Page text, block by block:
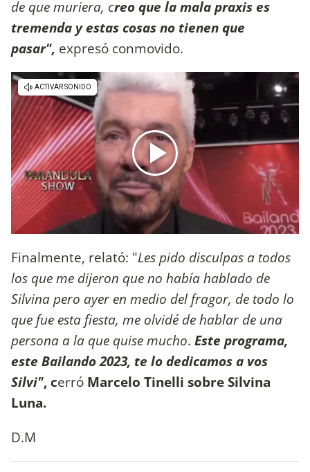
de que muriera, creo que la mala praxis es
tremenda y estas cosas no tienen que
pasar", expresó conmovido.
Finalmente, relató: "Les pido disculpas a todos
los que me dijeron que no había hablado de
Silvina pero ayer en medio del fragor, de todo lo
que fue esta fiesta, me olvidé de hablar de una
persona a la que quise mucho. Este programa,
este Bailando 2023, te lo dedicamos a vos
Silvi", cerró Marcelo Tinelli sobre Silvina
Luna.
D.M